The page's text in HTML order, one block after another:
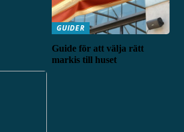
GUIDER
Guide för att välja rätt
markis till huset